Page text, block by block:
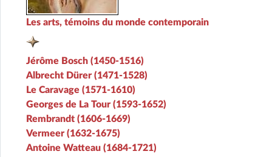
Les arts, témoins du monde contemporain
Jérôme Bosch (1450-1516)
Albrecht Dürer (1471-1528)
Le Caravage (1571-1610)
Georges de La Tour (1593-1652)
Rembrandt (1606-1669)
Vermeer (1632-1675)
Antoine Watteau (1684-1721)